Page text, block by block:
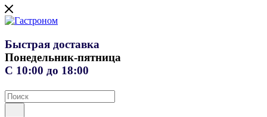
Быстрая доставка
Понедельник-пятница
С 10:00 до 18:00